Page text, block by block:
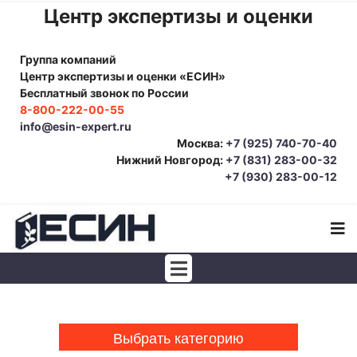
Центр экспертизы и оценки
Группа компаний
Центр экспертизы и оценки «ЕСИН»
Бесплатный звонок по России
8-800-222-00-55
info@esin-expert.ru
Москва: +7 (925) 740-70-40
Нижний Новгород: +7 (831) 283-00-32
+7 (930) 283-00-12
Товароведческая экспертиза
Выбрать категорию